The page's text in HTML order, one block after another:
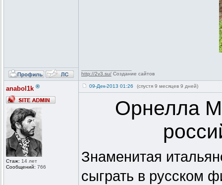
http://2v3.su/ Создание сайтов
anabol1k ®
Стаж: 14 лет
Сообщений: 766
09-Дек-2013 01:26 (спустя 9 месяцев 9 дней)
Орнелла
Знаменитая
сыграть в русском